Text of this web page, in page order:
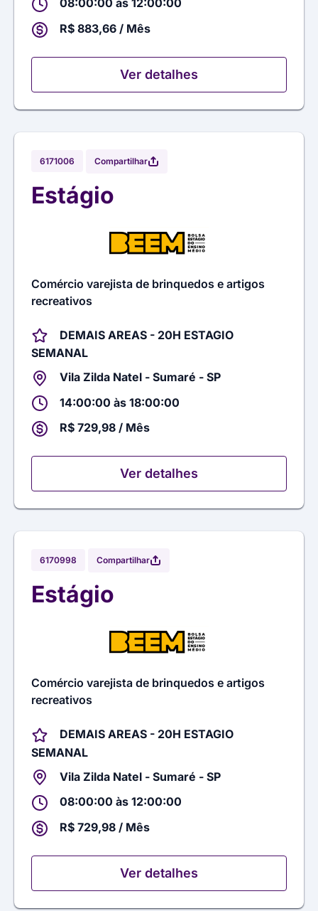
08:00:00 às 12:00:00
R$ 883,66 / Mês
Ver detalhes
6171006 Compartilhar
Estágio
Comércio varejista de brinquedos e artigos
recreativos
DEMAIS AREAS - 20H ESTAGIO
SEMANAL
Vila Zilda Natel - Sumaré - SP
14:00:00 às 18:00:00
R$ 729,98 / Mês
Ver detalhes
6170998 Compartilhar
Estágio
Comércio varejista de brinquedos e artigos
recreativos
DEMAIS AREAS - 20H ESTAGIO
SEMANAL
Vila Zilda Natel - Sumaré - SP
08:00:00 às 12:00:00
R$ 729,98 / Mês
Ver detalhes